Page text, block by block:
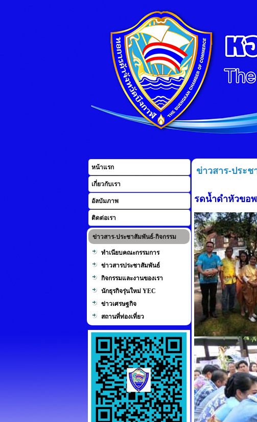
หน้าแรก
เกี่ยวกับเรา
อัลบัมภาพ
ติดต่อเรา
ข่าวสาร-ประชาสัมพันธ์-กิจกรรม
ทำเนียบคณะกรรมการ
ข่าวสารประชาสัมพันธ์
กิจกรรมและงานของเรา
นักธุรกิจรุ่นใหม่ YEC
ข่าวเศรษฐกิจ
สถานที่ท่องเที่ยว
ข่าวสาร-ประ
รดน้ำดำหัวขอ